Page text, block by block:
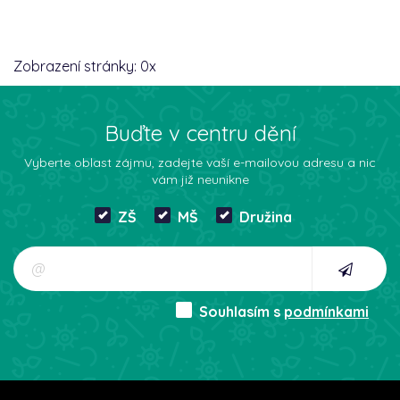
Zobrazení stránky: 0x
Buďte v centru dění
Vyberte oblast zájmu, zadejte vaší e-mailovou adresu a nic
vám již neunikne
ZŠ MŠ Družina
Souhlasím s podmínkami